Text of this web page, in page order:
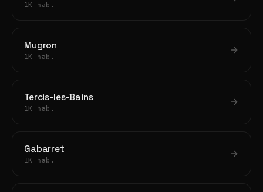
1K hab.
Mugron
1K hab.
Tercis-les-Bains
1K hab.
Gabarret
1K hab.